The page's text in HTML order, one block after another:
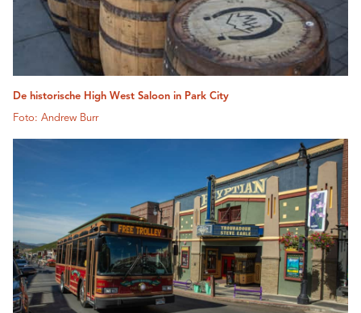
De historische High West Saloon in Park City
Foto: Andrew Burr